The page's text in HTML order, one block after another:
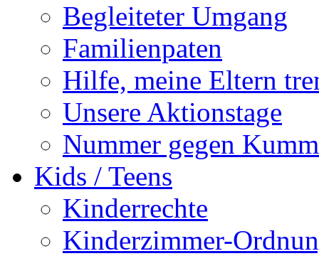
Begleiteter Umgang
Familienpaten
Hilfe, meine Eltern
Unsere Aktionstage
Nummer gegen
Kids / Teens
Kinderrechte
Kinderzimmer-